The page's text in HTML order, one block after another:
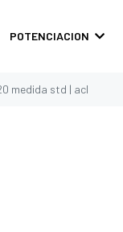
POTENCIACION
medida std | acl